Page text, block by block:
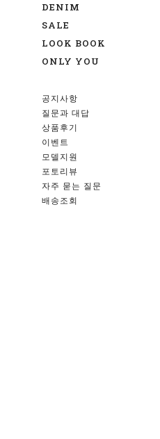
DENIM
SALE
LOOK BOOK
ONLY YOU
공지사항
질문과 대답
상품후기
이벤트
모델지원
포토리뷰
자주 묻는 질문
배송조회